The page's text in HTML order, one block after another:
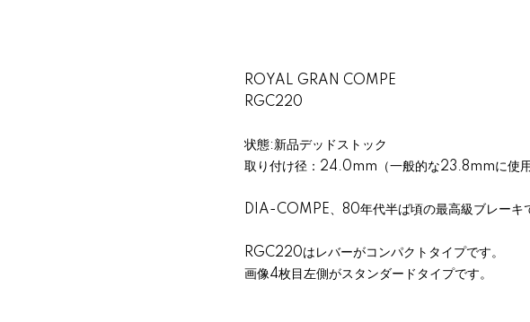
ROYAL GRAN COMPE
RGC220
状態:新品デッドストック
取り付け径：24.0mm（一般的な23.8mmに使用
DIA-COMPE、80年代半ば頃の最高級ブレーキ
RGC220はレバーがコンパクトタイプです。
画像4枚目左側がスタンダードタイプです。